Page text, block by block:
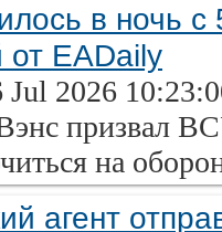
в ночь
от EADaily
2026
призвал
на
агент